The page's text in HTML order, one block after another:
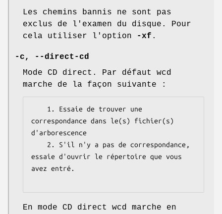
Les chemins bannis ne sont pas
exclus de l'examen du disque. Pour
cela utiliser l'option
-xf .
-c, --direct-cd
Mode CD direct. Par défaut wcd
marche de la façon suivante :
correspondance dans le(s) fichier(s)
d'arborescence
essaie d'ouvrir le répertoire que vous
avez entré.
En mode CD direct wcd marche en